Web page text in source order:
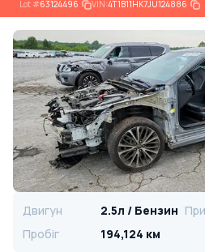
Lot#63124496 VIN:4T1B11HK7JU124886
Двигун 2.5л / Бензин
Пробіг
194,124 км